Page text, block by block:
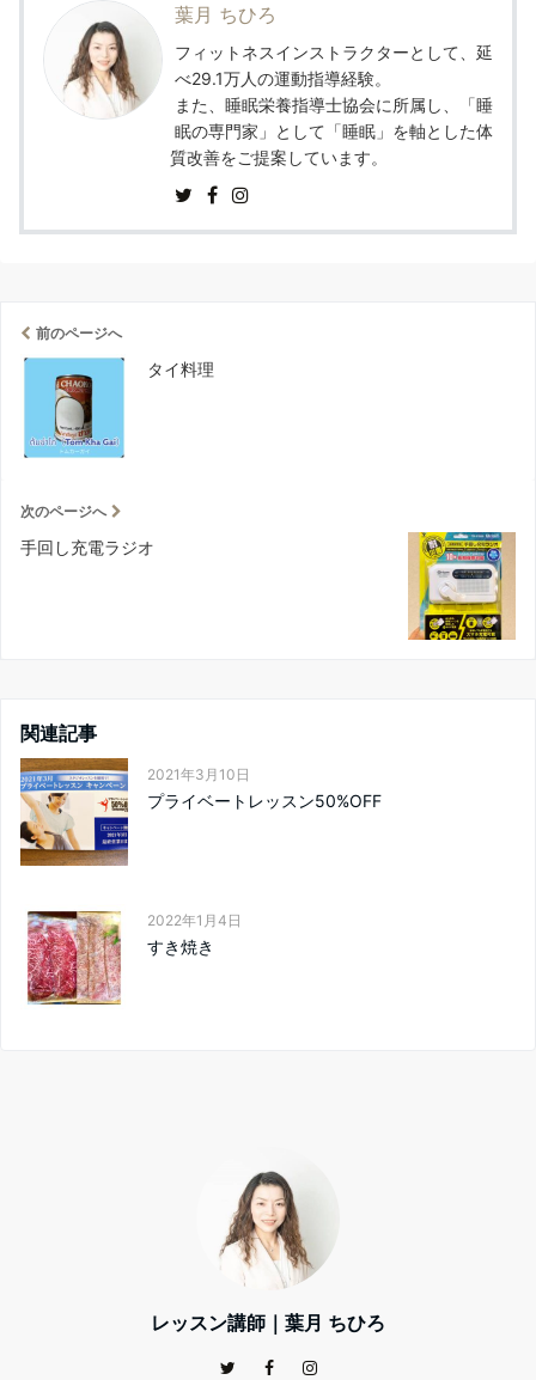
葉月 ちひろ
フィットネスインストラクターとして、延
べ29.1万人の運動指導経験。
また、睡眠栄養指導士協会に所属し、「睡
眠の専門家」として「睡眠」を軸とした体
質改善をご提案しています。
前のページへ
タイ料理
次のページへ
手回し充電ラジオ
関連記事
2021年3月10日
プライベートレッスン50%OFF
2022年1月4日
すき焼き
レッスン講師｜葉月 ちひろ